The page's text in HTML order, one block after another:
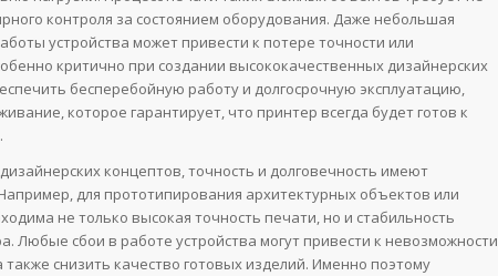
контроля за состоянием оборудования. Даже небольшая
устройства может привести к потере точности или
критично при создании высококачественных дизайнерских
бесперебойную работу и долгосрочную эксплуатацию,
которое гарантирует, что принтер всегда будет готов к
концептов, точность и долговечность имеют
для прототипирования архитектурных объектов или
не только высокая точность печати, но и стабильность
Любые сбои в работе устройства могут привести к невозможности
снизить качество готовых изделий. Именно поэтому